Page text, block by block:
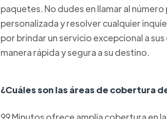
paquetes. No dudes en llamar al
personalizada y resolver cualquier
por brindar un servicio excepcional a
manera rápida y segura a su destino.
¿Cuáles son las áreas de cobertura